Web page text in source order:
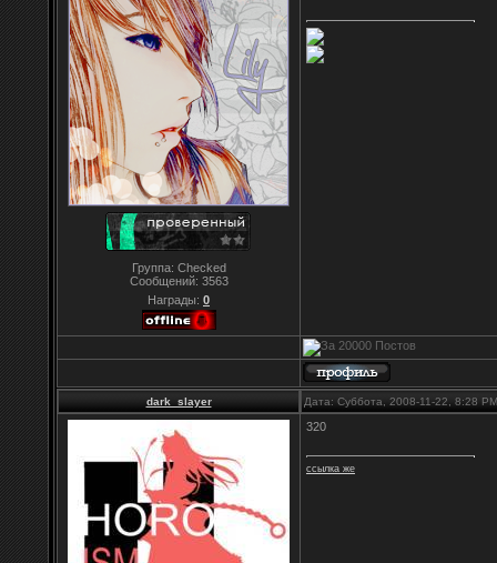
Группа: Checked
Сообщений: 3563
Награды: 0
dark_slayer Дата: Суббота, 2008-11-22, 8:28
320
ссылка же